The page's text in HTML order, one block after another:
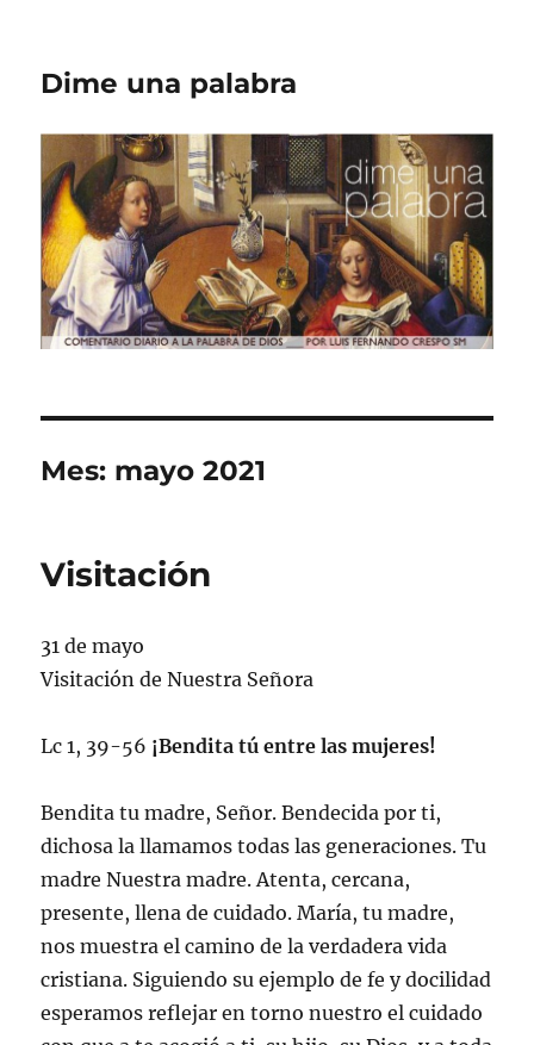
Dime una palabra
Mes: mayo 2021
Visitación
31 de mayo
Visitación de Nuestra Señora
Lc 1, 39-56 ¡Bendita tú entre las mujeres!
Bendita tu madre, Señor. Bendecida por ti,
dichosa la llamamos todas las generaciones. Tu
madre Nuestra madre. Atenta, cercana,
presente, llena de cuidado. María, tu madre,
nos muestra el camino de la verdadera vida
cristiana. Siguiendo su ejemplo de fe y docilidad
esperamos reflejar en torno nuestro el cuidado